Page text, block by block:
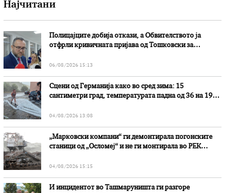
Најчитани
Полицајците добија откази, а Обвителството ја
отфрли кривичната пријава од Тошковски за
06/08/2026 15:13
Сцени од Германија како во сред зима: 15
сантиметри град, температурата падна од 36 на 19
04/08/2026 13:08
„Марковски компани“ ги демонтирала погонските
станици од „Осломеј“ и не ги монтирала во РЕК
04/08/2026 15:15
И инцидентот во Ташмаруништa ги разгоре